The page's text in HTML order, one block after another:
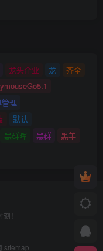
龙头企业 龙
齐全
理
默认
黑群晖 黑群
黑羊
！
sitemap